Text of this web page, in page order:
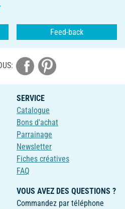
Feed-back
SERVICE
Catalogue
Bons d'achat
Parrainage
Newsletter
Fiches créatives
FAQ
VOUS AVEZ DES QUESTIONS ?
Commandez par téléphone